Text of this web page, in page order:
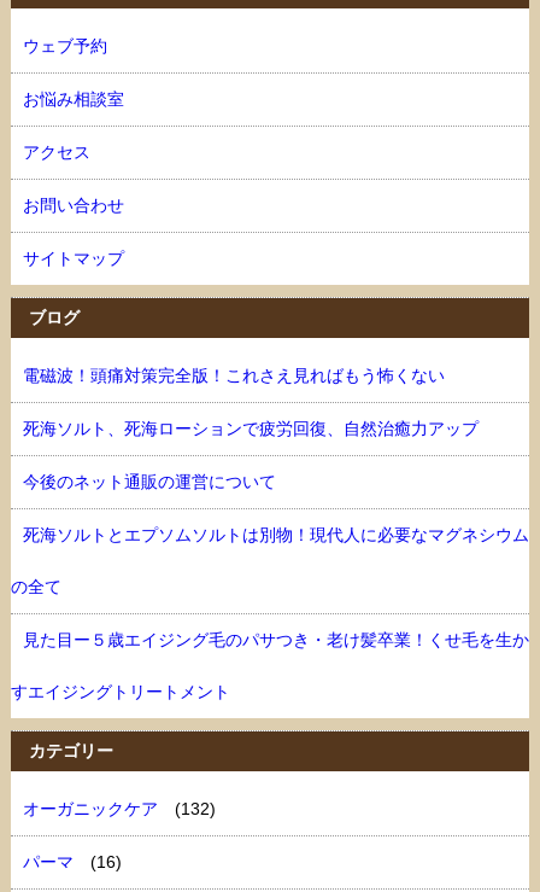
ウェブ予約
お悩み相談室
アクセス
お問い合わせ
サイトマップ
ブログ
電磁波！頭痛対策完全版！これさえ見ればもう怖くない
死海ソルト、死海ローションで疲労回復、自然治癒力アップ
今後のネット通販の運営について
死海ソルトとエプソムソルトは別物！現代人に必要なマグネシウム
の全て
見た目ー５歳エイジング毛のパサつき・老け髪卒業！くせ毛を生か
すエイジングトリートメント
カテゴリー
オーガニックケア (132)
パーマ (16)